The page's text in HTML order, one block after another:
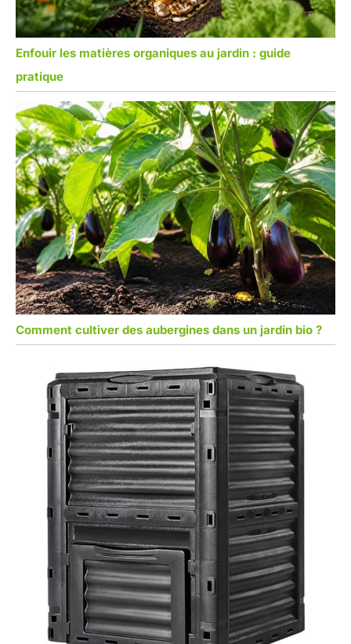
Enfouir les matières organiques au jardin : guide
pratique
Comment cultiver des aubergines dans un jardin bio ?